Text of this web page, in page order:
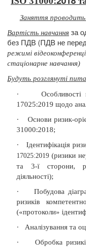
Заняття проводить
Вартість навчання за
без ПДВ (ПДВ не
режимі
стаціонарне навчання)
Будуть розглянуті
·
17025:2019 щодо
·
Основи ризик-
31000:2018;
·
Ідентифікація
17025:2019 (ризики
та 3-ї сторони,
діяльності);
·
Побудова
ризиків
(«протоколи»
·
Аналізування та
·
Обробка